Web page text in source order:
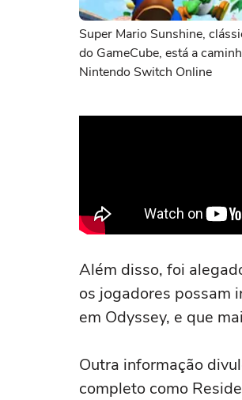
Super Mario Sunshine,
do GameCube, está a
Nintendo Switch Online
Além disso, foi
os jogadores possam
em Odyssey, e que
Outra informação
completo como